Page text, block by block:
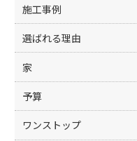
施工事例
選ばれる理由
家
予算
ワンストップ